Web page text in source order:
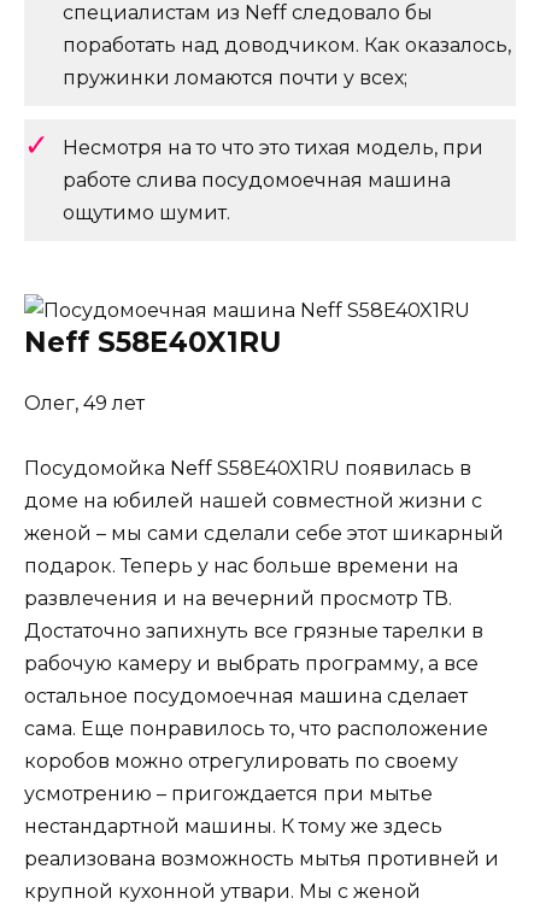
специалистам из Neff следовало бы
поработать над доводчиком. Как оказалось,
пружинки ломаются почти у всех;
Несмотря на то что это тихая модель, при
работе слива посудомоечная машина
ощутимо шумит.
Neff S58E40X1RU
Олег, 49 лет
Посудомойка Neff S58E40X1RU появилась в
доме на юбилей нашей совместной жизни с
женой – мы сами сделали себе этот шикарный
подарок. Теперь у нас больше времени на
развлечения и на вечерний просмотр ТВ.
Достаточно запихнуть все грязные тарелки в
рабочую камеру и выбрать программу, а все
остальное посудомоечная машина сделает
сама. Еще понравилось то, что расположение
коробов можно отрегулировать по своему
усмотрению – пригождается при мытье
нестандартной машины. К тому же здесь
реализована возможность мытья противней и
крупной кухонной утвари. Мы с женой